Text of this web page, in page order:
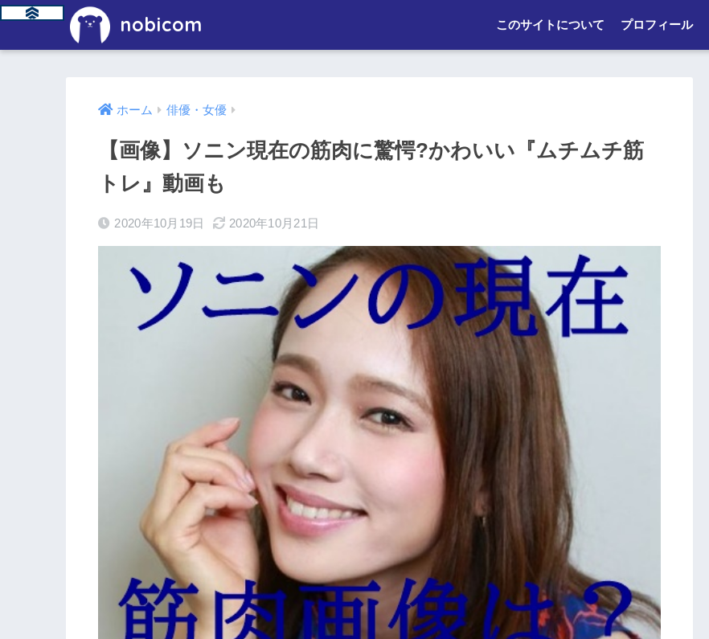
nobicom このサイトについて プロフィール
ホーム 俳優・女優
【画像】ソニン現在の筋肉に驚愕?かわいい『ムチムチ筋
トレ』動画も
2020年10月19日 2020年10月21日